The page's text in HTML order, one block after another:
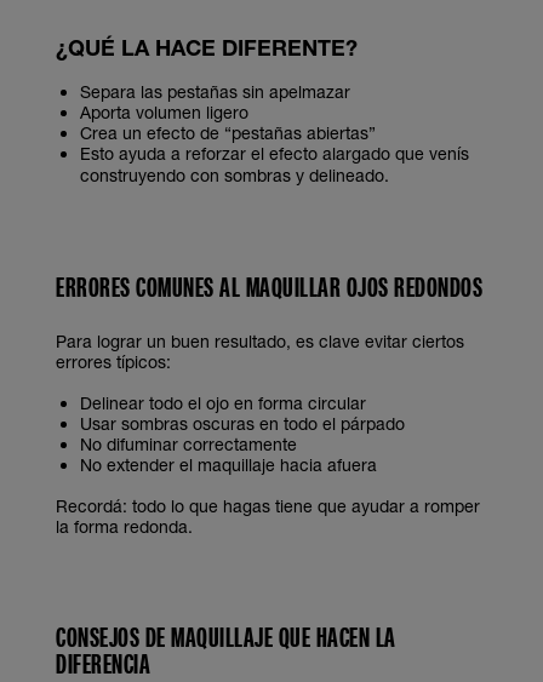
¿QUÉ LA HACE DIFERENTE?
Separa las pestañas sin apelmazar
Aporta volumen ligero
Crea un efecto de “pestañas abiertas”
Esto ayuda a reforzar el efecto alargado que venís
construyendo con sombras y delineado.
ERRORES COMUNES AL MAQUILLAR OJOS REDONDOS
Para lograr un buen resultado, es clave evitar ciertos
errores típicos:
Delinear todo el ojo en forma circular
Usar sombras oscuras en todo el párpado
No difuminar correctamente
No extender el maquillaje hacia afuera
Recordá: todo lo que hagas tiene que ayudar a romper
la forma redonda.
CONSEJOS DE MAQUILLAJE QUE HACEN LA
DIFERENCIA